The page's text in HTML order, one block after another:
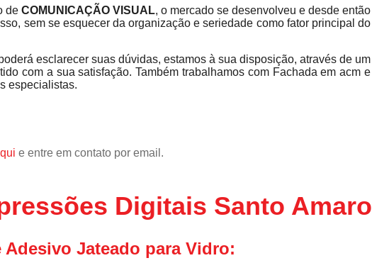
de COMUNICAÇÃO VISUAL, o mercado se desenvolveu e desde então
sem se esquecer da organização e seriedade como fator principal do
esclarecer suas dúvidas, estamos à sua disposição, através de um
com a sua satisfação. Também trabalhamos com Fachada em acm e
especialistas.
e entre em contato por email.
Digitais Santo Amaro
Jateado para Vidro: